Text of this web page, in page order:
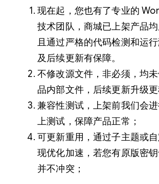
现在起，您也有了专业的
技术团队，商城已上架产品均
且通过严格的代码检测和运
及后续更新有保障。
不修改源文件，非必须，均
品内部文件，后续更新升级更
兼容性测试，上架前我们会
上测试，保障产品正常；
可更新重用，通过子主题或
现优化加速，若您有原版密钥
并不冲突；